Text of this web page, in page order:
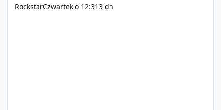
RockstarCzwartek o 12:313 dn